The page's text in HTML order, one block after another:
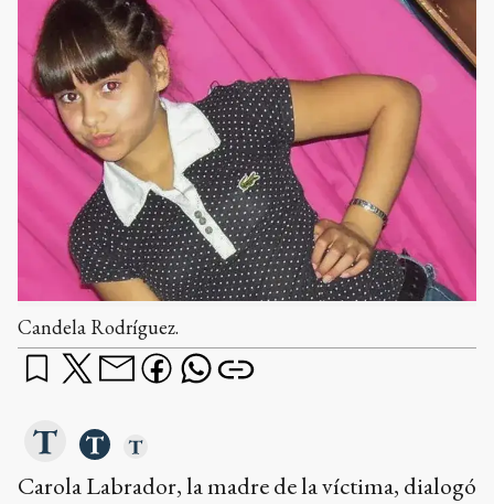
Candela Rodríguez.
Carola Labrador, la madre de la víctima, dialogó